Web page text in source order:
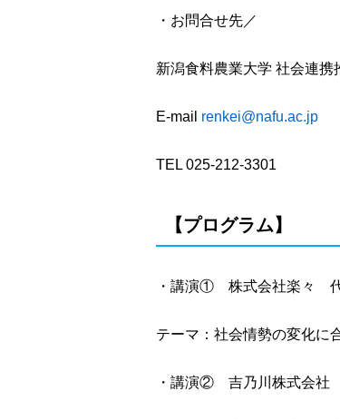
・お問合せ先／
新潟食料農業大学 社会連携
E-mail renkei@nafu.ac.jp
TEL 025-212-3301
【プログラム】
・講演① 株式会社楽々
テーマ：社会情勢の変化に
・講演② 吉乃川株式会社